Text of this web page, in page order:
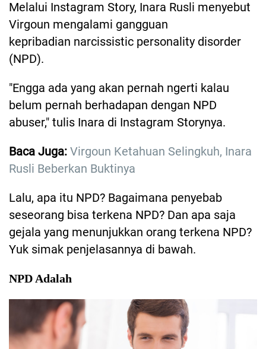
Melalui Instagram Story, Inara Rusli menyebut
Virgoun mengalami gangguan
kepribadian narcissistic personality disorder
(NPD).
"Engga ada yang akan pernah ngerti kalau
belum pernah berhadapan dengan NPD
abuser," tulis Inara di Instagram Storynya.
Baca Juga: Virgoun Ketahuan Selingkuh, Inara
Rusli Beberkan Buktinya
Lalu, apa itu NPD? Bagaimana penyebab
seseorang bisa terkena NPD? Dan apa saja
gejala yang menunjukkan orang terkena NPD?
Yuk simak penjelasannya di bawah.
NPD Adalah